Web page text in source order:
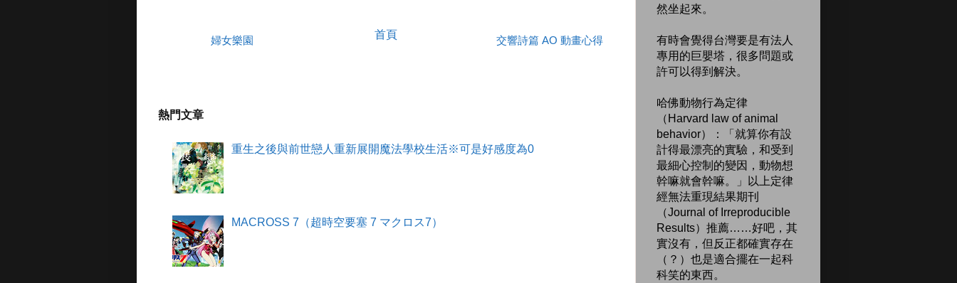
婦女樂園 交響詩篇 AO 動畫心得
首頁
熱門文章
重生之後與前世戀人重新展開魔法學校生活※可是好感度為0
MACROSS 7（超時空要塞 7 マクロス7）
然坐起來。
有時會覺得台灣要是有法人
專用的巨嬰塔，很多問題或
許可以得到解決。
哈佛動物行為定律
（Harvard law of animal
behavior）：「就算你有設
計得最漂亮的實驗，和受到
最細心控制的變因，動物想
幹嘛就會幹嘛。」以上定律
經無法重現結果期刊
（Journal of Irreproducible
Results）推薦……好吧，其
實沒有，但反正都確實存在
（？）也是適合擺在一起科
科笑的東西。